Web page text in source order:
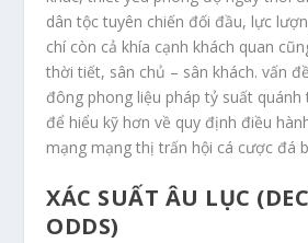
dân tộc tuyên chiến đối đầu, lực
chí còn cả khía cạnh khách quan
thời tiết, sân chủ – sân khách. vấn
đông phong liệu pháp tỷ suất
để hiểu kỹ hơn về quy định điều
mạng mạng thị trấn hội cá cược đá
XÁC SUẤT ÂU LỤC
ODDS)